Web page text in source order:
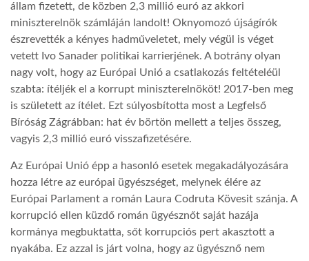
GLOBOZSARU
DOBRAVERO.HU
LATIMO.HU
GLOBOBOOK
állam fizetett, de közben 2,3 millió euró az akkori
miniszterelnök számláján landolt! Oknyomozó újságírók
észrevették a kényes hadműveletet, mely végül is véget
vetett Ivo Sanader politikai karrierjének. A botrány olyan
nagy volt, hogy az Európai Unió a csatlakozás feltételéül
szabta: ítéljék el a korrupt miniszterelnököt! 2017-ben meg
is született az ítélet. Ezt súlyosbította most a Legfelső
Bíróság Zágrábban: hat év börtön mellett a teljes összeg,
vagyis 2,3 millió euró visszafizetésére.
Az Európai Unió épp a hasonló esetek megakadályozására
hozza létre az európai ügyészséget, melynek élére az
Európai Parlament a román Laura Codruta Kövesit szánja. A
korrupció ellen küzdő román ügyésznőt saját hazája
kormánya megbuktatta, sőt korrupciós pert akasztott a
nyakába. Ez azzal is járt volna, hogy az ügyésznő nem